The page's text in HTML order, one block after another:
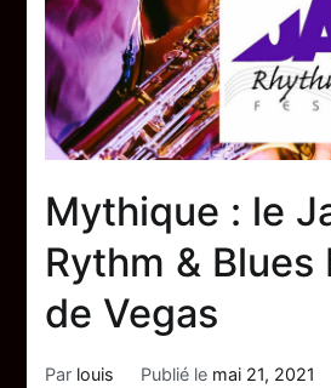
Mythique : le
Rythm & Blues
de Vegas
Par louis Publié le mai 21, 2021